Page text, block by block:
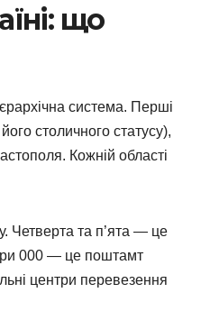
що
система. Перші
столичного статусу),
Кожній області
Четверта та п’ята — це
000 — це поштамт
центри перевезення